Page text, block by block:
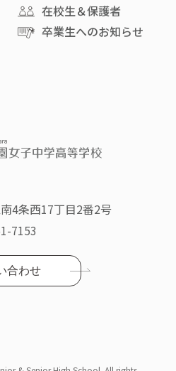
在校生＆保護者
卒業生へのお知らせ
4条西17丁目2番2号
7153
合わせ